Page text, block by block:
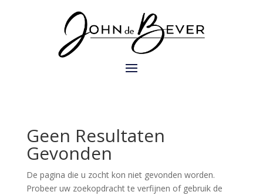
Geen Resultaten
Gevonden
De pagina die u zocht kon niet gevonden worden.
Probeer uw zoekopdracht te verfijnen of gebruik de